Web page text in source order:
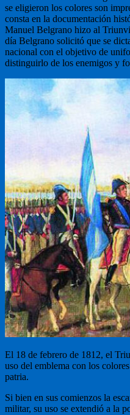
se eligieron los colores son
consta en la documentación
Manuel Belgrano hizo al
día Belgrano solicitó que se
nacional con el objetivo de
distinguirlo de los enemigos y
El 18 de febrero de 1812, el
uso del emblema con los
patria.
Si bien en sus comienzos la
militar, su uso se extendió a la